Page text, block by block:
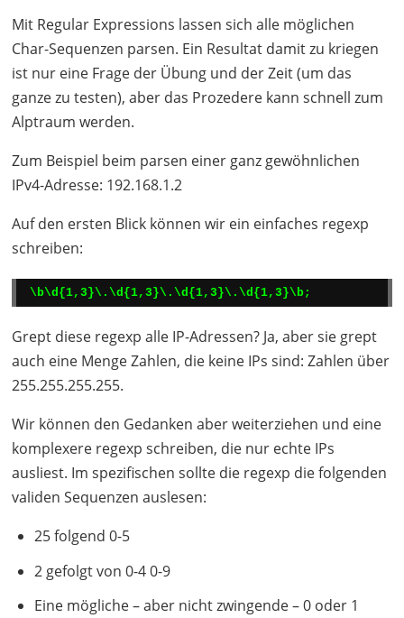
Mit Regular Expressions lassen sich alle möglichen
Char-Sequenzen parsen. Ein Resultat damit zu kriegen
ist nur eine Frage der Übung und der Zeit (um das
ganze zu testen), aber das Prozedere kann schnell zum
Alptraum werden.
Zum Beispiel beim parsen einer ganz gewöhnlichen
IPv4-Adresse: 192.168.1.2
Auf den ersten Blick können wir ein einfaches regexp
schreiben:
\b\d{1,3}\.\d{1,3}\.\d{1,3}\.\d{1,3}\b;
Grept diese regexp alle IP-Adressen? Ja, aber sie grept
auch eine Menge Zahlen, die keine IPs sind: Zahlen über
255.255.255.255.
Wir können den Gedanken aber weiterziehen und eine
komplexere regexp schreiben, die nur echte IPs
ausliest. Im spezifischen sollte die regexp die folgenden
validen Sequenzen auslesen:
25 folgend 0-5
2 gefolgt von 0-4 0-9
Eine mögliche – aber nicht zwingende – 0 oder 1